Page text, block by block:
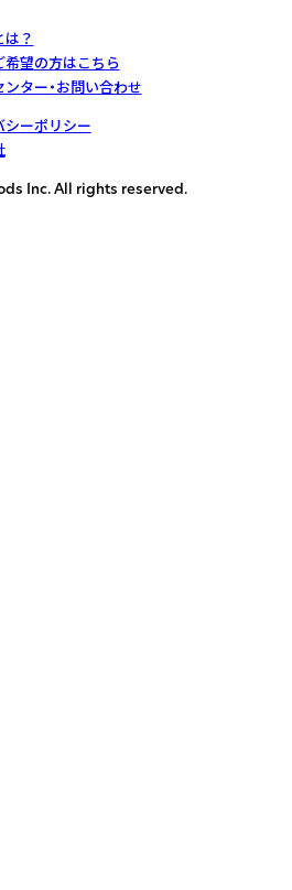
は？
希望の方はこちら
ター・お問い合わせ
シーポリシー
Inc. All rights reserved.